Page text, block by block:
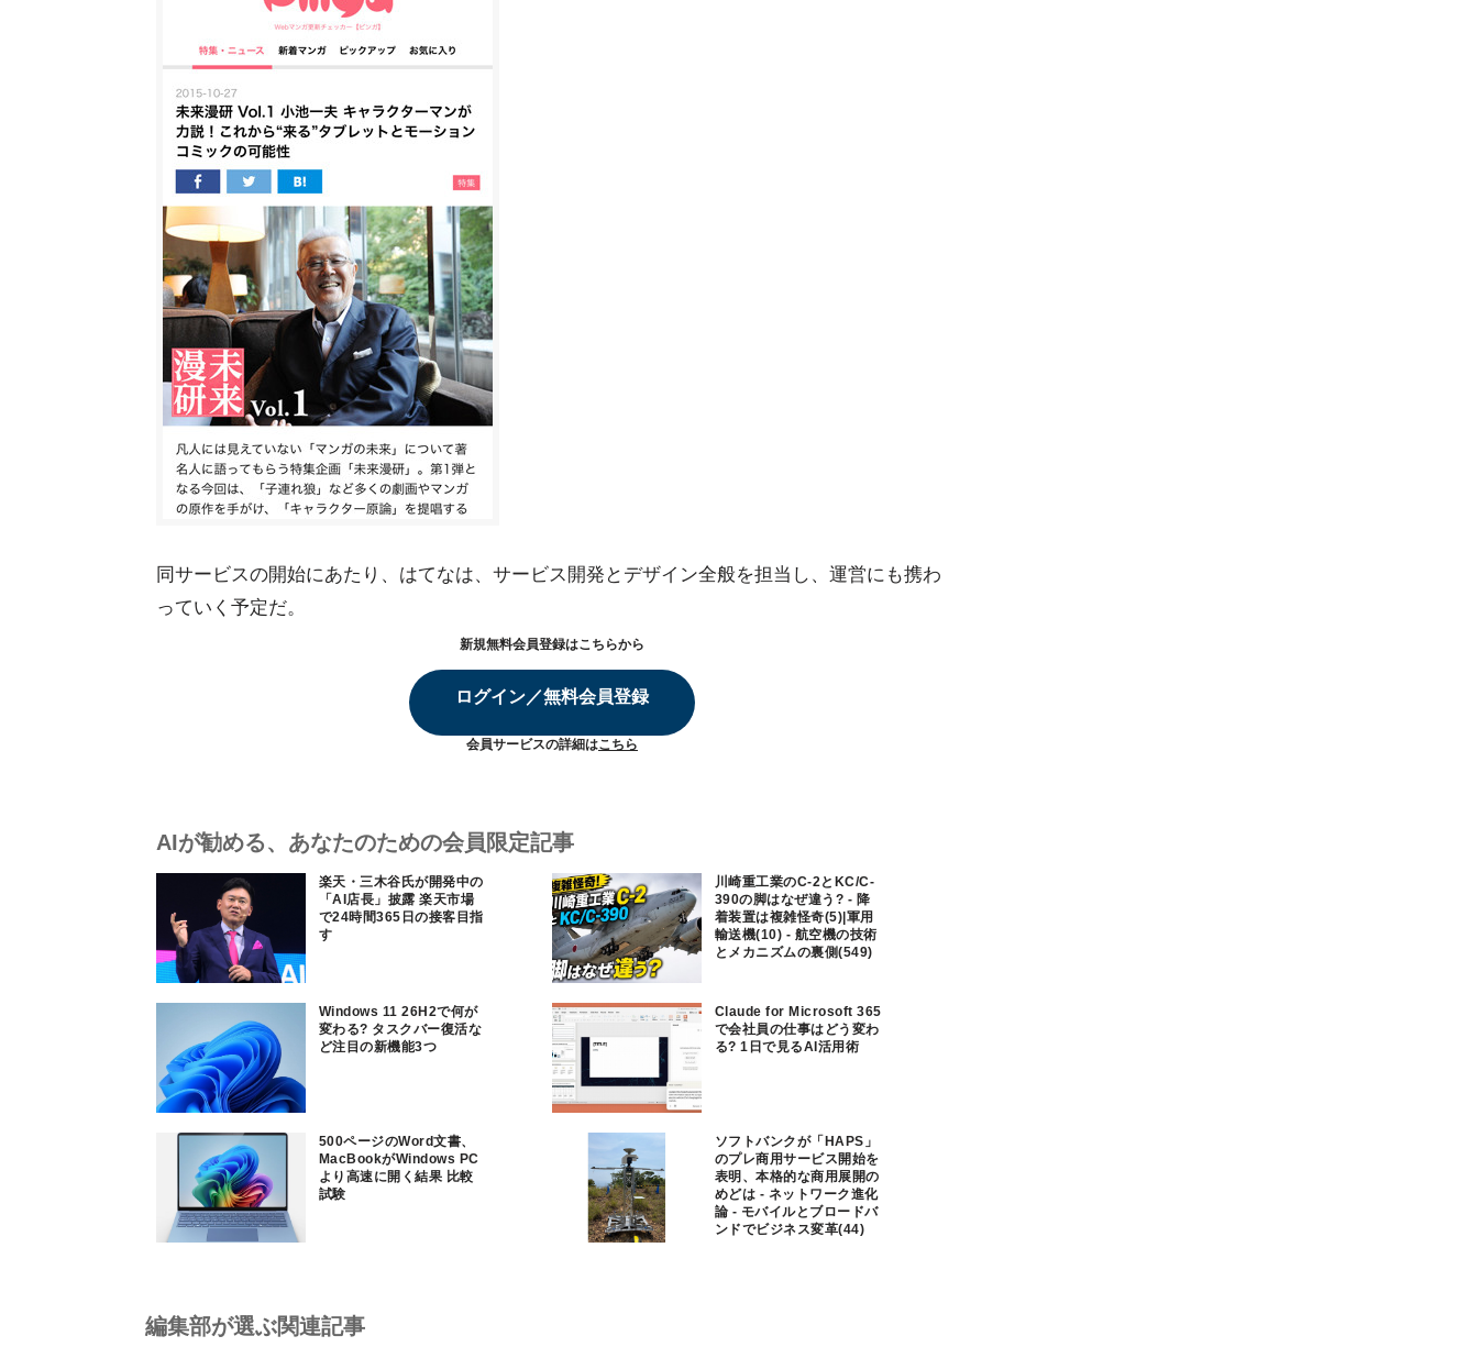
同サービスの開始にあたり、はてなは、サービス開発とデザイン全般を担当し、運営にも携わ
っていく予定だ。
新規無料会員登録はこちらから
ログイン／無料会員登録
会員サービスの詳細はこちら
AIが勧める、あなたのための会員限定記事
楽天・三木谷氏が開発中の
「AI店長」披露 楽天市場
で24時間365日の接客目指
す
川崎重工業のC-2とKC/C-
390の脚はなぜ違う? - 降
着装置は複雑怪奇(5)|軍用
輸送機(10) - 航空機の技術
とメカニズムの裏側(549)
Windows 11 26H2で何が
変わる? タスクバー復活な
ど注目の新機能3つ
Claude for Microsoft 365
で会社員の仕事はどう変わ
る? 1日で見るAI活用術
500ページのWord文書、
MacBookがWindows PC
より高速に開く結果 比較
試験
ソフトバンクが「HAPS」
のプレ商用サービス開始を
表明、本格的な商用展開の
めどは - ネットワーク進化
論 - モバイルとブロードバ
ンドでビジネス変革(44)
編集部が選ぶ関連記事